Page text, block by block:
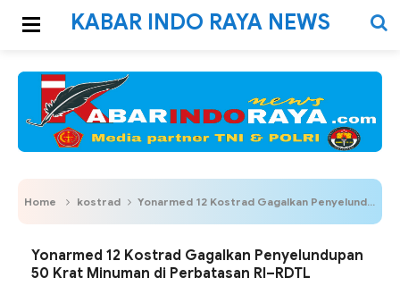
KABAR INDO RAYA NEWS
Home kostrad Yonarmed 12 Kostrad Gagalkan Penyelundupan 50 Krat Minuman di Perbatasan RI–RDTL
Yonarmed 12 Kostrad Gagalkan Penyelundupan
50 Krat Minuman di Perbatasan RI–RDTL